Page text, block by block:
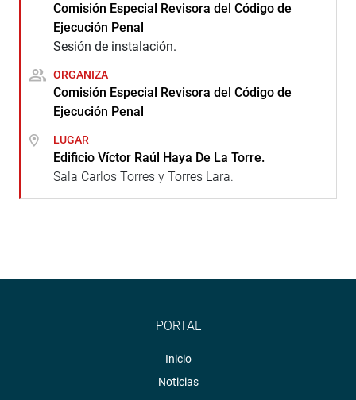
Comisión Especial Revisora del Código de
Ejecución Penal
Sesión de instalación.
ORGANIZA
Comisión Especial Revisora del Código de
Ejecución Penal
LUGAR
Edificio Víctor Raúl Haya De La Torre.
Sala Carlos Torres y Torres Lara.
PORTAL
Inicio
Noticias